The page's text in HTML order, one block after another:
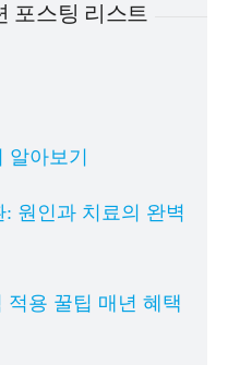
포스팅 리스트
아보기
원인과 치료의 완벽
적용 꿀팁 매년 혜택